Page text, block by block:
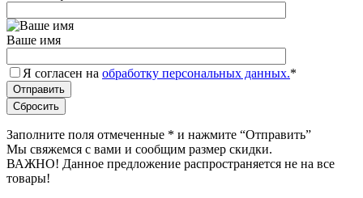
Ваше имя
Я согласен на обработку персональных данных.*
Заполните поля отмеченные * и нажмите “Отправить”
Мы свяжемся с вами и сообщим размер скидки.
ВАЖНО! Данное предложение распространяется не на все
товары!